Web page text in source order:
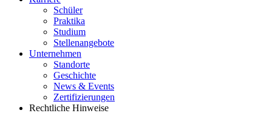
Schüler
Praktika
Studium
Stellenangebote
Unternehmen
Standorte
Geschichte
News & Events
Zertifizierungen
Rechtliche Hinweise